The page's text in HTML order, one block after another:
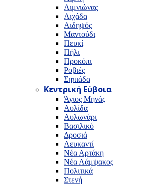
Λιμνιώνας
Λιχάδα
Αιδηψός
Μαντούδι
Πευκί
Πήλι
Προκόπι
Ροβιές
Σηπιάδα
Κεντρική Εύβοια
Άγιος Μηνάς
Αυλίδα
Αυλωνάρι
Βασιλικό
Δροσιά
Λευκαντί
Νέα Αρτάκη
Νέα Λάμψακος
Πολιτικά
Στενή